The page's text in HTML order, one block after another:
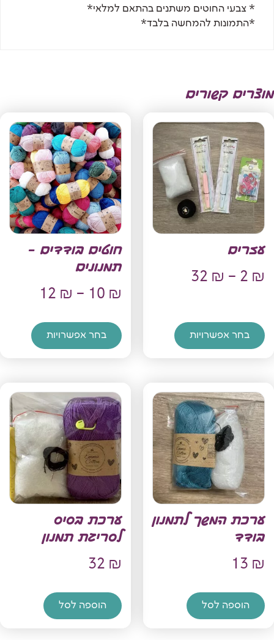
* צבעי החוטים משתנים בהתאם למלאי*
*התמונות להמחשה בלבד*
מוצרים קשורים
עזרים
2 ₪
–
32 ₪
בחר אפשרויות
חוטים בודדים –
תמנונים
10 ₪
–
12 ₪
בחר אפשרויות
ערכת המשך לתמנון
בודד
13 ₪
הוספה לסל
ערכת בסיס
לסריגת תמנון
32 ₪
הוספה לסל